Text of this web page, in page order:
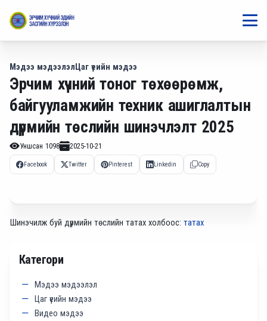
Мэдээ мэдээлэлЦаг үеийн мэдээ
Эрчим хүчний тоног төхөөрөмж,
байгууламжийн техник ашиглалтын
дүрмийн төслийн шинэчлэлт 2025
Уншсан 1098 2025-10-21
Facebook Twitter Pinterest Linkedin Copy
Шинэчилж буй дүрмийн төслийн татах холбоос:татах
Категори
Мэдээ мэдээлэл
Цаг үеийн мэдээ
Видео мэдээ